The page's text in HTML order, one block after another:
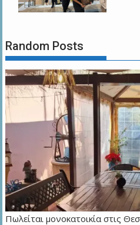
Random Posts
Πωλείται μονοκατοικία στις